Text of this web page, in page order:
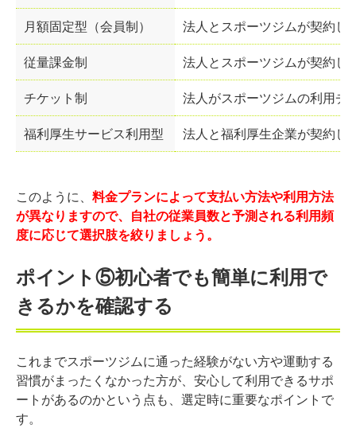
月額固定型（会員制）
法人とスポーツジムが契約し
従量課金制
法人とスポーツジムが契約し
チケット制
法人がスポーツジムの利用チ
福利厚生サービス利用型
法人と福利厚生企業が契約し
このように、 料金プランによって支払い方法や利用方法
が異なりますので、自社の従業員数と予測される利用頻
度に応じて選択肢を絞りましょう。
ポイント⑤初心者でも簡単に利用で
きるかを確認する
これまでスポーツジムに通った経験がない方や運動する
習慣がまったくなかった方が、安心して利用できるサポ
ートがあるのかという点も、選定時に重要なポイントで
す。